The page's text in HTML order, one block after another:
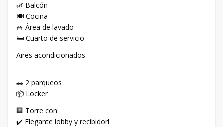
🌿 Balcón
🍽️ Cocina
🧺 Área de lavado
🛏️ Cuarto de servicio
Aires acondicionados
🚗 2 parqueos
📦 Locker
🏢 Torre con:
✔️ Elegante lobby y recibidorl